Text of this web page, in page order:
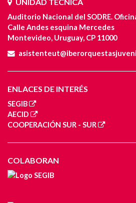
UNIDAD TÉCNICA
Auditorio Nacional del SODRE.
Calle Andes esquina Mercedes
Montevideo, Uruguay, CP 11000
ENLACES DE INTERÉS
SEGIB
AECID
COOPERACIÓN SUR - SUR
COLABORAN